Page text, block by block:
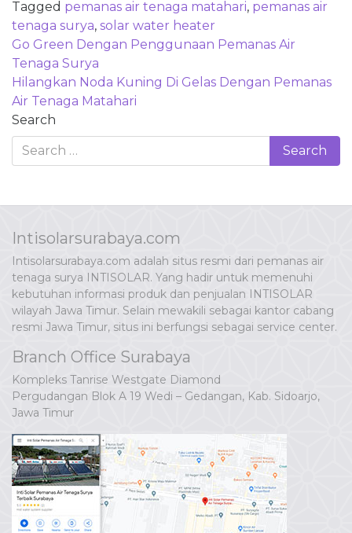
Tagged pemanas air tenaga matahari, pemanas air
tenaga surya, solar water heater
Post
Go Green Dengan Penggunaan Pemanas Air
Tenaga Surya
Hilangkan Noda Kuning Di Gelas Dengan Pemanas
Air Tenaga Matahari
Search
Intisolarsurabaya.com
Intisolarsurabaya.com adalah situs resmi dari pemanas air
tenaga surya INTISOLAR. Yang hadir untuk memenuhi
kebutuhan informasi produk dan penjualan INTISOLAR
wilayah Jawa Timur. Selain mewakili sebagai kantor cabang
resmi Jawa Timur, situs ini berfungsi sebagai service center.
Branch Office Surabaya
Kompleks Tanrise Westgate Diamond
Pergudangan Blok A 19 Wedi – Gedangan, Kab. Sidoarjo,
Jawa Timur